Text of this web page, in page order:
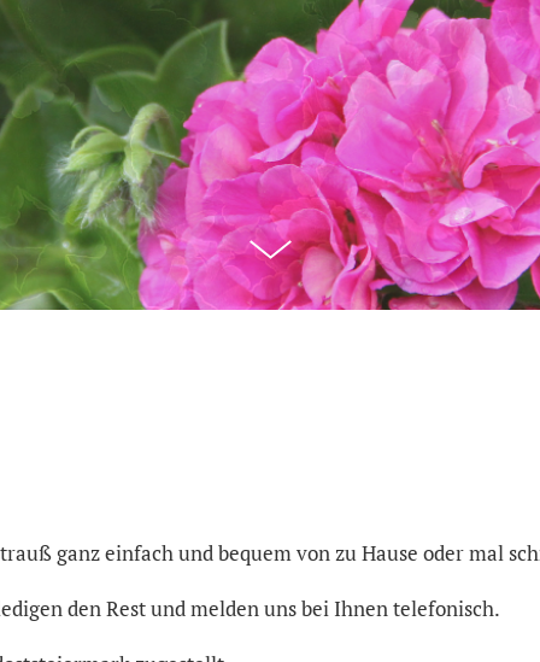
ganz einfach und bequem von zu Hause oder mal
den Rest und melden uns bei Ihnen telefonisch.